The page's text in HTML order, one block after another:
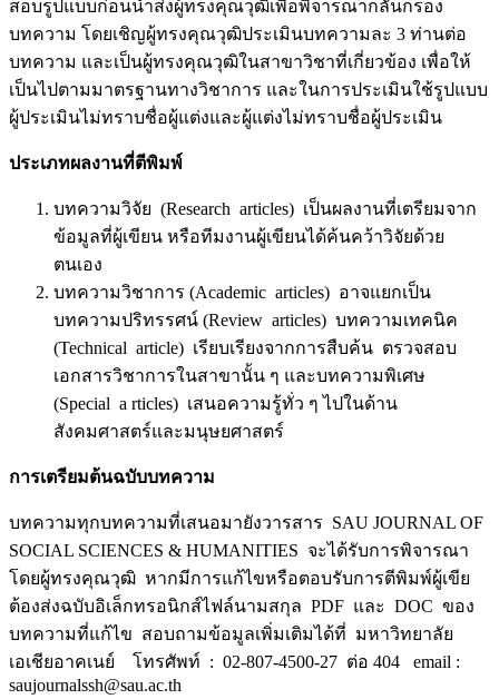
สอบรูปแบบก่อนนำส่งผู้ทรงคุณวุฒิเพื่อพิจารณากลั่นกรอง
บทความ โดยเชิญผู้ทรงคุณวุฒิประเมินบทความละ 3 ท่านต่อ
บทความ และเป็นผู้ทรงคุณวุฒิในสาขาวิชาที่เกี่ยวข้อง เพื่อให้
เป็นไปตามมาตรฐานทางวิชาการ และในการประเมินใช้รูปแบบ
ผู้ประเมินไม่ทราบชื่อผู้แต่งและผู้แต่งไม่ทราบชื่อผู้ประเมิน
ประเภทผลงานที่ตีพิมพ์
บทความวิจัย (Research articles) เป็นผลงานที่เตรียมจาก
ข้อมูลที่ผู้เขียน หรือทีมงานผู้เขียนได้ค้นคว้าวิจัยด้วย
ตนเอง
บทความวิชาการ (Academic articles) อาจแยกเป็น
บทความปริทรรศน์ (Review articles) บทความเทคนิค
(Technical article) เรียบเรียงจากการสืบค้น ตรวจสอบ
เอกสารวิชาการในสาขานั้น ๆ และบทความพิเศษ
(Special a rticles) เสนอความรู้ทั่ว ๆ ไปในด้าน
สังคมศาสตร์และมนุษยศาสตร์
การเตรียมต้นฉบับบทความ
บทความทุกบทความที่เสนอมายังวารสาร SAU JOURNAL OF
SOCIAL SCIENCES & HUMANITIES จะได้รับการพิจารณา
โดยผู้ทรงคุณวุฒิ หากมีการแก้ไขหรือตอบรับการตีพิมพ์ผู้เขีย
ต้องส่งฉบับอิเล็กทรอนิกส์ไฟล์นามสกุล PDF และ DOC ของ
บทความที่แก้ไข สอบถามข้อมูลเพิ่มเติมได้ที่ มหาวิทยาลัย
เอเชียอาคเนย์ โทรศัพท์ : 02-807-4500-27 ต่อ 404 email :
saujournalssh@sau.ac.th